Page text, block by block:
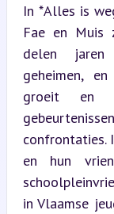
In *Alles is
Fae en Muis
delen jaren
geheimen,
groeit en
confrontaties.
en hun
in Vlaamse